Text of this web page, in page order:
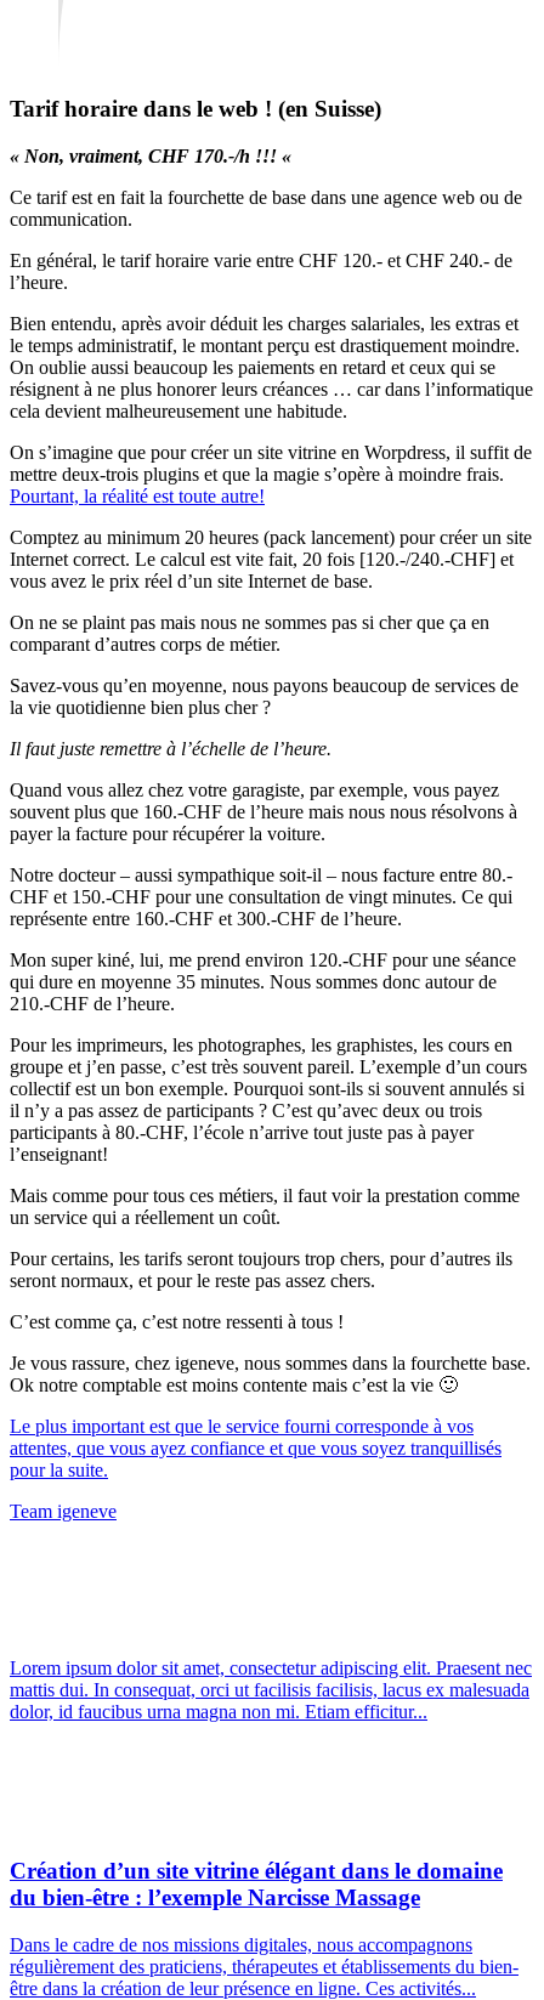
Tarif horaire dans le web ! (en Suisse)
« Non, vraiment, CHF 170.-/h !!! «
Ce tarif est en fait la fourchette de base dans une agence web ou de
communication.
En général, le tarif horaire varie entre CHF 120.- et CHF 240.- de
l’heure.
Bien entendu, après avoir déduit les charges salariales, les extras et
le temps administratif, le montant perçu est drastiquement moindre.
On oublie aussi beaucoup les paiements en retard et ceux qui se
résignent à ne plus honorer leurs créances … car dans l’informatique
cela devient malheureusement une habitude.
On s’imagine que pour créer un site vitrine en Worpdress, il suffit de
mettre deux-trois plugins et que la magie s’opère à moindre frais.
Pourtant, la réalité est toute autre!
Comptez au minimum 20 heures (pack lancement) pour créer un site
Internet correct. Le calcul est vite fait, 20 fois [120.-/240.-CHF] et
vous avez le prix réel d’un site Internet de base.
On ne se plaint pas mais nous ne sommes pas si cher que ça en
comparant d’autres corps de métier.
Savez-vous qu’en moyenne, nous payons beaucoup de services de
la vie quotidienne bien plus cher ?
Il faut juste remettre à l’échelle de l’heure.
Quand vous allez chez votre garagiste, par exemple, vous payez
souvent plus que 160.-CHF de l’heure mais nous nous résolvons à
payer la facture pour récupérer la voiture.
Notre docteur – aussi sympathique soit-il – nous facture entre 80.-
CHF et 150.-CHF pour une consultation de vingt minutes. Ce qui
représente entre 160.-CHF et 300.-CHF de l’heure.
Mon super kiné, lui, me prend environ 120.-CHF pour une séance
qui dure en moyenne 35 minutes. Nous sommes donc autour de
210.-CHF de l’heure.
Pour les imprimeurs, les photographes, les graphistes, les cours en
groupe et j’en passe, c’est très souvent pareil. L’exemple d’un cours
collectif est un bon exemple. Pourquoi sont-ils si souvent annulés si
il n’y a pas assez de participants ? C’est qu’avec deux ou trois
participants à 80.-CHF, l’école n’arrive tout juste pas à payer
l’enseignant!
Mais comme pour tous ces métiers, il faut voir la prestation comme
un service qui a réellement un coût.
Pour certains, les tarifs seront toujours trop chers, pour d’autres ils
seront normaux, et pour le reste pas assez chers.
C’est comme ça, c’est notre ressenti à tous !
Je vous rassure, chez igeneve, nous sommes dans la fourchette base.
Ok notre comptable est moins contente mais c’est la vie 🙂
Le plus important est que le service fourni corresponde à vos
attentes, que vous ayez confiance et que vous soyez tranquillisés
pour la suite.
Team igeneve
Lorem ipsum dolor sit amet, consectetur adipiscing elit. Praesent nec
mattis dui. In consequat, orci ut facilisis facilisis, lacus ex malesuada
dolor, id faucibus urna magna non mi. Etiam efficitur...
Création d’un site vitrine élégant dans le domaine
du bien-être : l’exemple Narcisse Massage
Dans le cadre de nos missions digitales, nous accompagnons
régulièrement des praticiens, thérapeutes et établissements du bien-
être dans la création de leur présence en ligne. Ces activités...